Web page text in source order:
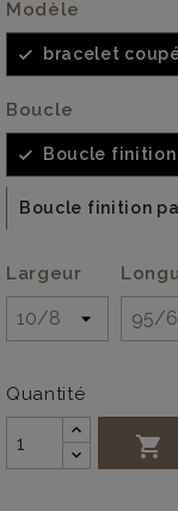
Modèle
bracelet
Boucle
Boucle
Boucle finition
Largeur
Quantité
